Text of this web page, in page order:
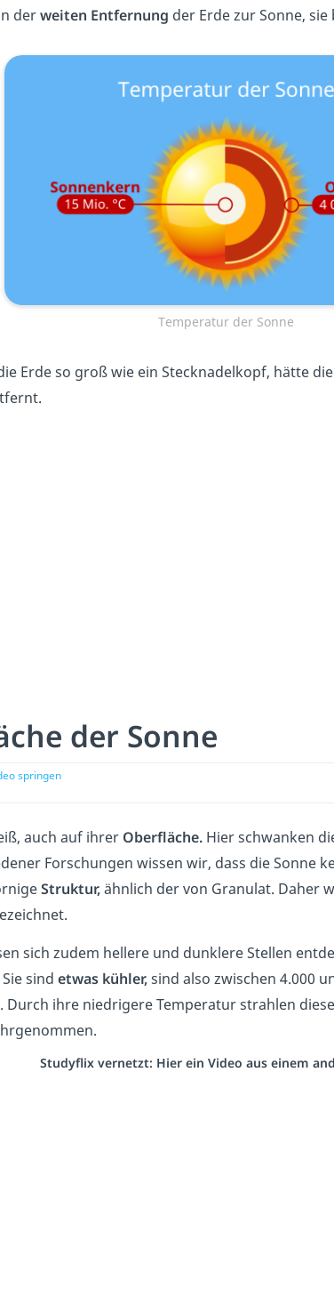
derweiten Entfernung der Erde zur Sonne,
Temperatur der Sonne
Erde so groß wie ein Stecknadelkopf, hätte
der Sonne
springen
auch auf ihrer Oberfläche.Hier schwanken
Forschungen wissen wir, dass die Sonne
Struktur,ähnlich der von Granulat. Daher
sich zudem hellere und dunklere Stellen
Sie sind etwas kühler,sind also zwischen 4.000
ihre niedrigere Temperatur strahlen
Studyflix vernetzt: Hier ein Video aus einem